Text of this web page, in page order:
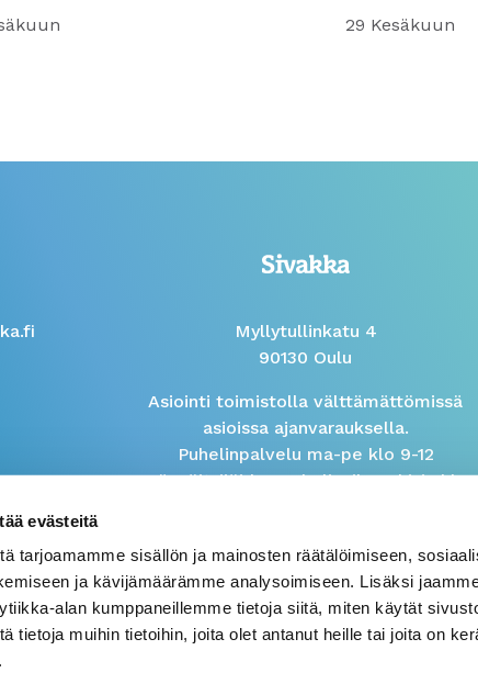
evästeitä
tarjoamamme sisällön ja mainosten räätälöimiseen,
ja kävijämäärämme analysoimiseen. Lisäksi
alan kumppaneillemme tietoja siitä, miten käytät
tietoja muihin tietoihin, joita olet antanut heille tai joita on
29 Kesäkuun
Myllytullinkatu 4
90130 Oulu
Asiointi toimistolla välttämättömissä
asioissa ajanvarauksella.
Puhelinpalvelu ma-pe klo 9-12
Isännöitsijöiden puhelinaika arkisin klo
Väärinkäytösilmoitus